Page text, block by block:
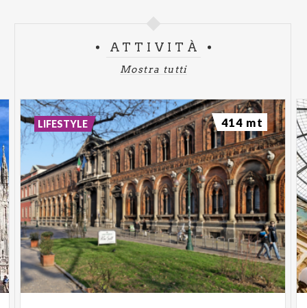
ATTIVITÀ
Mostra tutti
LIFESTYLE 414 mt